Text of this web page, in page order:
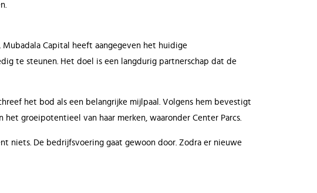
Capital heeft aangegeven het huidige
te steunen. Het doel is een langdurig partnerschap dat de
het bod als een belangrijke mijlpaal. Volgens hem bevestigt
groeipotentieel van haar merken, waaronder Center Parcs.
niets. De bedrijfsvoering gaat gewoon door. Zodra er nieuwe